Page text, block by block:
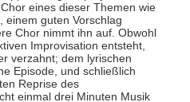
eines dieser Themen wie
einem guten Vorschlag
Chor nimmt ihn auf. Obwohl
Improvisation entsteht,
verzahnt; dem lyrischen
Episode, und schließlich
Reprise des
einmal drei Minuten Musik